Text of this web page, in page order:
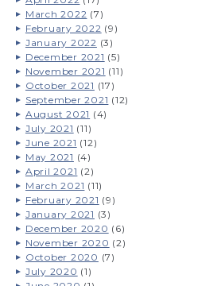
March 2022 (7)
February 2022 (9)
January 2022 (3)
December 2021 (5)
November 2021 (11)
October 2021 (17)
September 2021 (12)
August 2021 (4)
July 2021 (11)
June 2021 (12)
May 2021 (4)
April 2021 (2)
March 2021 (11)
February 2021 (9)
January 2021 (3)
December 2020 (6)
November 2020 (2)
October 2020 (7)
July 2020 (1)